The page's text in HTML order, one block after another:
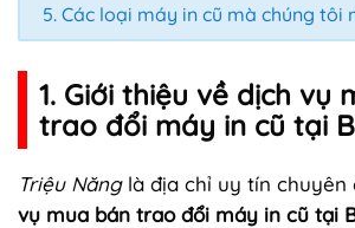
Các loại máy in cũ mà chúng tôi
1. Giới thiệu về dịch vụ
trao đổi máy in cũ tại
Triệu Năng là địa chỉ uy tín chuyên
vụ mua bán trao đổi máy in cũ tại